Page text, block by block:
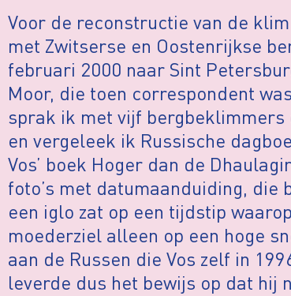
Voor de reconstructie van de
met Zwitserse en Oostenrijkse
februari 2000 naar Sint
Moor, die toen correspondent
sprak ik met vijf bergbeklimmers
en vergeleek ik Russische
Vos’ boek Hoger dan de
foto’s met datumaanduiding, die
een iglo zat op een tijdstip
moederziel alleen op een hoge
aan de Russen die Vos zelf in
leverde dus het bewijs op dat hij